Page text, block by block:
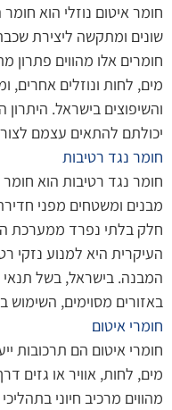
חומר איטום נוזלי הוא
שונים ומתקשה ליצירת
חומרים אלו מהווים
מים, לחות ונוזלים אחרים,
והשיפוצים בישראל. היתרון
יכולתם להתאים עצמם
חומר נגד רטיבות
חומר נגד רטיבות הוא
מבנים ומשטחים מפני
חלק בלתי נפרד ממערכת
העיקרית היא למנוע נזקי
המבנה. בישראל, בשל
באזורים מסוימים,
חומרי איטום
חומרי איטום הם תרכובות
מים, לחות, אוויר או גזים
מהווים מרכיב חיוני